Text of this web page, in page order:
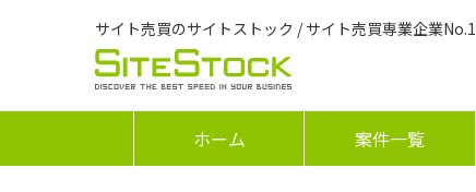
サイト売買のサイトストック / サイト売買専業企業
ホーム 案件一覧